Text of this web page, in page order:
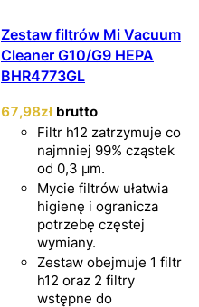
Zestaw filtrów Mi Vacuum
Cleaner G10/G9 HEPA
BHR4773GL
67,98zł brutto
Filtr h12 zatrzymuje co
najmniej 99% cząstek
od 0,3 µm.
Mycie filtrów ułatwia
higienę i ogranicza
potrzebę częstej
wymiany.
Zestaw obejmuje 1 filtr
h12 oraz 2 filtry
wstępne do